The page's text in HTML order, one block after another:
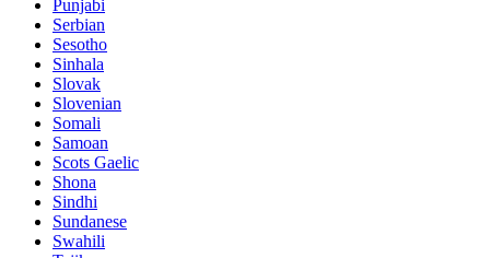
Punjabi
Serbian
Sesotho
Sinhala
Slovak
Slovenian
Somali
Samoan
Scots Gaelic
Shona
Sindhi
Sundanese
Swahili